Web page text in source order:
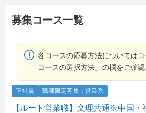
募集コース一覧
各コースの応募方法については
コースの選択方法」の欄をご確認
正社員 職種限定募集：営業系
【ルート営業職】文理共通※中国・